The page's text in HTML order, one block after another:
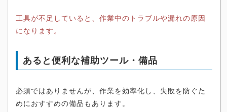
工具が不足していると、作業中のトラブルや漏れの原因
になります。
あると便利な補助ツール・備品
必須ではありませんが、作業を効率化し、失敗を防ぐた
めにおすすめの備品もあります。